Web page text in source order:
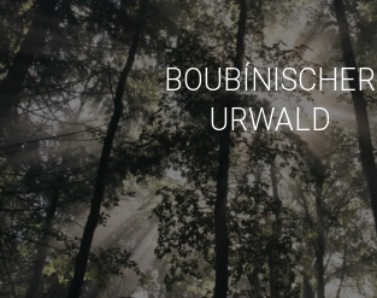
DE
CZ
EN
BOUBÍNISCHER
URWALD